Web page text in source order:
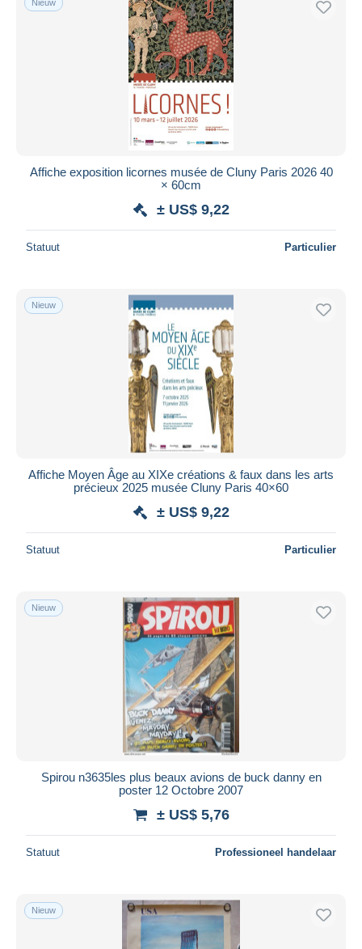
Nieuw
Affiche exposition licornes musée de Cluny Paris 2026 40
× 60cm
± US$ 9,22
Statuut Particulier
Nieuw
Affiche Moyen Âge au XIXe créations & faux dans les arts
précieux 2025 musée Cluny Paris 40×60
± US$ 9,22
Statuut Particulier
Nieuw
Spirou n3635les plus beaux avions de buck danny en
poster 12 Octobre 2007
± US$ 5,76
Statuut Professioneel handelaar
Nieuw